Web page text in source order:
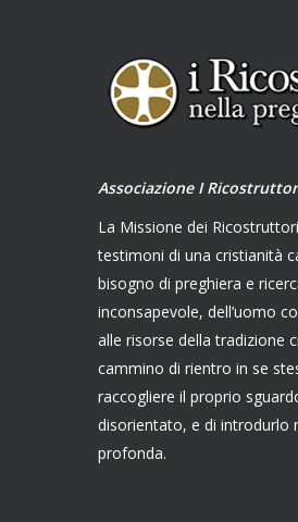
Associazione I
La Missione dei
testimoni di una cristianità
bisogno di preghiera e
inconsapevole, dell’uomo
alle risorse della tradizione
cammino di rientro in se
raccogliere il proprio
disorientato, e di introdurlo
profonda.